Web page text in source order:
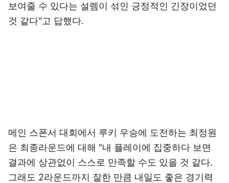
보여줄 수 있다는 설렘이 섞인 긍정적인 긴장이었던
것 같다"고 답했다.
메인 스폰서 대회에서 루키 우승에 도전하는 최정원
은 최종라운드에 대해 "내 플레이에 집중하다 보면
결과에 상관없이 스스로 만족할 수도 있을 것 같다.
그래도 2라운드까지 잘한 만큼 내일도 좋은 경기력